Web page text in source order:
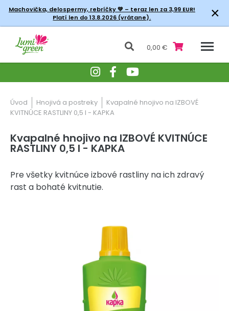
Machovička, delospermy, rebríčky💚 – teraz len za 3,99 EUR!
Platí len do 13.8.2026 (vrátane).
×
0,00 €
Úvod Hnojivá a postreky
Kvapalné hnojivo na IZBOVÉ
KVITNÚCE RASTLINY 0,5 l - KAPKA
Kvapalné hnojivo na IZBOVÉ KVITNÚCE
RASTLINY 0,5 l - KAPKA
Pre všetky kvitnúce izbové rastliny na ich zdravý
rast a bohaté kvitnutie.